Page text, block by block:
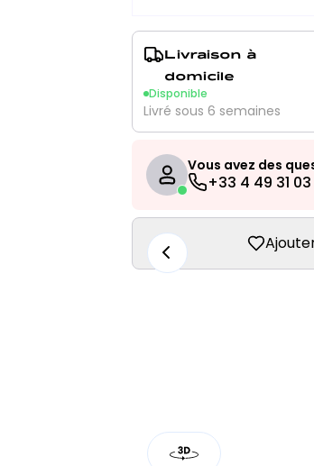
Livraison à
domicile
Disponible
Livré sous 6 semaines
Vous avez des
+33 4 49 31